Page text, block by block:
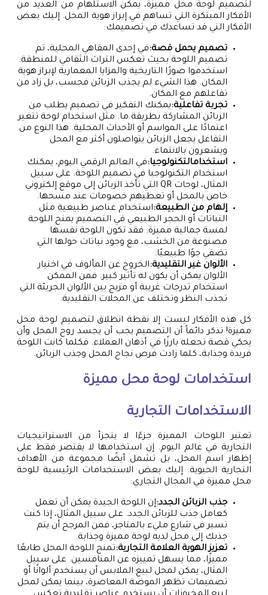
لتصميم لوحة محل مميزة، يمكن الاستلهام من العديد من
الأفكار المبتكرة التي تساهم في إبراز هوية المحل. إليك بعض
الأفكار التي قد تساعدك في تصميمك:
تصميم يحمل قصة:في إحدى المقاهي المحلية، تم
تصميم اللوحة بحيث تعكس التراث الثقافي للمنطقة.
استخدموا صورًا التاريخية والمزايا المعمارية لإبراز هوية
المكان. هذا الشيء لم يجذب الزبائن فحسب، بل زاد من
تفاعلهم مع المكان.
تجربة تفاعلية:يمكنك التفكير في تصميم يطلب من
الزبائن المشاركة بطريقة ما. مثل استخدام لوحة تتغير
اعتمادًا على المواسم أو الأحداث المحلية. هذا النوع من
التفاعل يجعل الزبائن يتواصلون أكثر مع المحل
ويشعرون بالانتماء.
استخدامالتكنولوجيا:في العالم الرقمي اليوم، يمكنك
استخدام التكنولوجيا في تصميم اللوحة. على سبيل
المثال، لوحات QR التي تأخذ الزبائن إلى موقع إلكتروني
خاص بالمحل أو تعطيهم خصومات عند مسحها.
إلهام من الطبيعة:استخدام عناصر طبيعية مثل
النباتات أو الحجر الطبيعي في التصميم يمنح اللوحة
لمسة جمالية مميزة. فقد تكون اللوحة نفسها
مصنوعة من الخشب، مع وجود نباتات حولها التي
تضفي جوًا طبيعيًا.
الألوان غير التقليدية:الخروج عن المألوف في اختيار
الألوان يمكن أن يكون له تأثير كبير. فمن الممكن
استخدام تدرجات غريبة أو مزيج بين الألوان الجريئة التي
تجذب النظر وتختلف عن المحلات التقليدية.
كل هذه الأفكار ليست إلا نقطة انطلاق لتصميم لوحة محل
مميزة! تذكر دائماً أن التصميم يجب أن يجسد روح المحل وأن
يحكي قصة تجعله بارزًا في أذهان العملاء. فكلما كانت اللوحة
فريدة وجذابة، كلما زادت فرص نجاح المحل وجذب الزبائن.
استخدامات لوحة محل مميزة
الاستخدامات التجارية
تعتبر اللوحات المميزة جزءًا لا يتجزأ من الاستراتيجيات
التجارية في عالم اليوم. إن استخدامها لا يقتصر فقط على
إظهار اسم المحل، بل تشمل أيضًا مجموعة من الأهداف
التجارية الحيوية. إليك بعض الاستخدامات الرئيسية للوحة
محل مميزة في المجال التجاري:
جذب الزبائن الجدد:إن اللوحة الجيدة يمكن أن تعمل
كعامل جذب للزبائن الجدد. على سبيل المثال، إذا كنت
تسير في شارع مليء بالمتاجر، فمن المرجح أن يتم
جذبك إلى محل لديه لوحة مميزة وجذابة.
تعزيز الهوية العلامة التجارية:تمنح اللوحة المحل طابعًا
مميزًا، مما يسهل تمييزه عن المنافسين. على سبيل
المثال، يمكن لمحل لبيع الملابس أن يستخدم ألوانًا أو
تصميمات تظهر الموضة المعاصرة، بينما يمكن لمحل